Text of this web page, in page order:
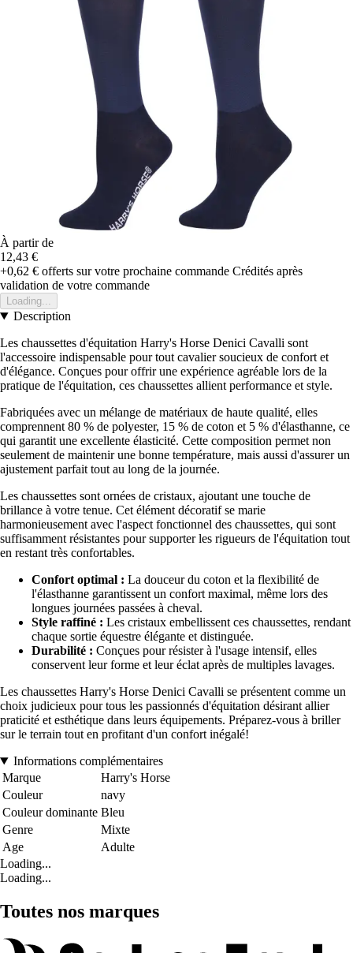
À partir de
12,43 €
+0,62 € offerts sur votre prochaine commande Crédités après
validation de votre commande
Loading...
Description
Les chaussettes d'équitation Harry's Horse Denici Cavalli sont
l'accessoire indispensable pour tout cavalier soucieux de confort et
d'élégance. Conçues pour offrir une expérience agréable lors de la
pratique de l'équitation, ces chaussettes allient performance et style.
Fabriquées avec un mélange de matériaux de haute qualité, elles
comprennent 80 % de polyester, 15 % de coton et 5 % d'élasthanne, ce
qui garantit une excellente élasticité. Cette composition permet non
seulement de maintenir une bonne température, mais aussi d'assurer un
ajustement parfait tout au long de la journée.
Les chaussettes sont ornées de cristaux, ajoutant une touche de
brillance à votre tenue. Cet élément décoratif se marie
harmonieusement avec l'aspect fonctionnel des chaussettes, qui sont
suffisamment résistantes pour supporter les rigueurs de l'équitation tout
en restant très confortables.
Confort optimal : La douceur du coton et la flexibilité de
l'élasthanne garantissent un confort maximal, même lors des
longues journées passées à cheval.
Style raffiné : Les cristaux embellissent ces chaussettes, rendant
chaque sortie équestre élégante et distinguée.
Durabilité : Conçues pour résister à l'usage intensif, elles
conservent leur forme et leur éclat après de multiples lavages.
Les chaussettes Harry's Horse Denici Cavalli se présentent comme un
choix judicieux pour tous les passionnés d'équitation désirant allier
praticité et esthétique dans leurs équipements. Préparez-vous à briller
sur le terrain tout en profitant d'un confort inégalé!
Informations complémentaires
Marque
Harry's Horse
Couleur
navy
Couleur dominante Bleu
Genre
Mixte
Age
Adulte
Loading...
Loading...
Toutes nos marques